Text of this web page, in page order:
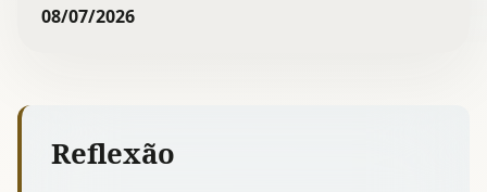
08/07/2026
Reflexão